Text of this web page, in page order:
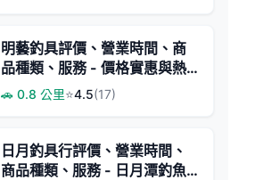
明藝釣具評價、營業時間、商
品種類、服務 - 價格實惠與熱
心服務
🚗 0.8 公里⭐4.5(17)
日月釣具行評價、營業時間、
商品種類、服務 - 日月潭釣魚